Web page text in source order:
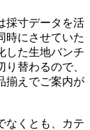
採寸データを活
時にさせていた
した生地バンチ
替わるので、
揃えでご案内が
なくとも、カテ